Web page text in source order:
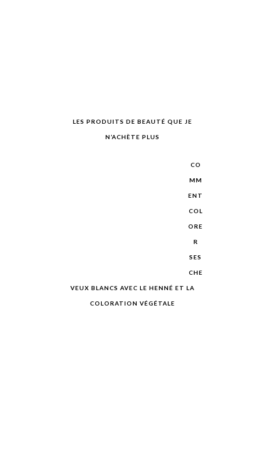
LES PRODUITS DE BEAUTÉ QUE JE
N’ACHÈTE PLUS
CO
MM
ENT
COL
ORE
R
SES
CHE
VEUX BLANCS AVEC LE HENNÉ ET LA
COLORATION VÉGÉTALE